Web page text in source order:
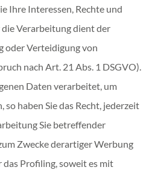
Ihre Interessen, Rechte und
Verarbeitung dient der
oder Verteidigung von
nach Art. 21 Abs. 1 DSGVO).
Daten verarbeitet, um
haben Sie das Recht, jederzeit
Sie betreffender
Zwecke derartiger Werbung
das Profiling, soweit es mit